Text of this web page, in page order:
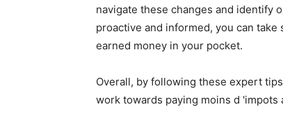
navigate these changes and identify
proactive and informed, you can
earned money in your pocket.
Overall, by following these expert
work towards paying moins d